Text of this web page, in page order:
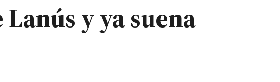
y ya suena